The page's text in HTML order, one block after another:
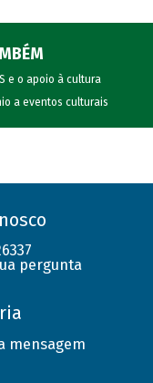
e o apoio à cultura
a eventos culturais
pergunta
mensagem